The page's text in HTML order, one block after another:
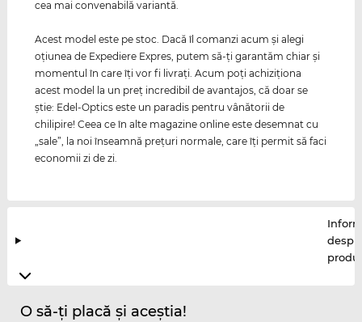
cea mai convenabilă variantă.
Acest model este pe stoc. Dacă îl comanzi acum şi alegi
oţiunea de Expediere Expres, putem să-ţi garantăm chiar şi
momentul în care îţi vor fi livraţi. Acum poţi achiziţiona
acest model la un preţ incredibil de avantajos, că doar se
ştie: Edel-Optics este un paradis pentru vânătorii de
chilipire! Ceea ce în alte magazine online este desemnat cu
„sale”, la noi înseamnă preţuri normale, care îţi permit să faci
economii zi de zi.
O să-ți placă și aceștia!